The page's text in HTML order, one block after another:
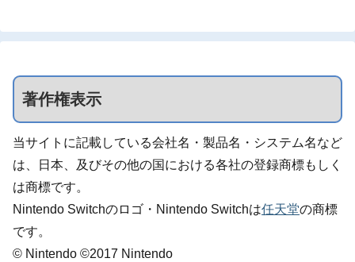
著作権表示
当サイトに記載している会社名・製品名・システム名など
は、日本、及びその他の国における各社の登録商標もしく
は商標です。
Nintendo Switchのロゴ・Nintendo Switchは任天堂の商標
です。
© Nintendo ©2017 Nintendo